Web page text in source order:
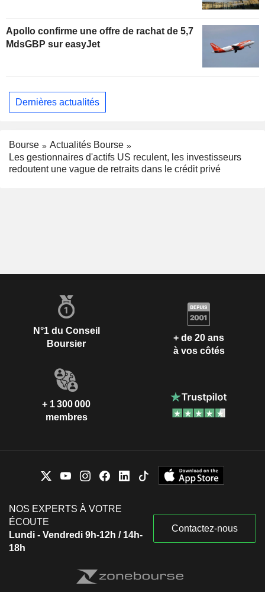
Apollo confirme une offre de rachat de 5,7
MdsGBP sur easyJet
Dernières actualités
Bourse
Actualités Bourse
Les gestionnaires d'actifs US reculent, les investisseurs
redoutent une vague de retraits dans le crédit privé
N°1 du Conseil
Boursier
+ de 20 ans
à vos côtés
+ 1 300 000
membres
NOS EXPERTS À VOTRE
ÉCOUTE
Lundi - Vendredi 9h-12h / 14h-
18h
Contactez-nous